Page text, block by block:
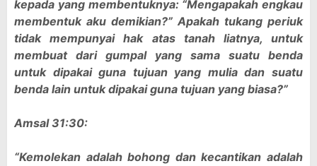
kepada yang membentuknya: “Mengapakah engkau
membentuk aku demikian?” Apakah tukang periuk
tidak mempunyai hak atas tanah liatnya, untuk
membuat dari gumpal yang sama suatu benda
untuk dipakai guna tujuan yang mulia dan suatu
benda lain untuk dipakai guna tujuan yang biasa?”
Amsal 31:30:
“Kemolekan adalah bohong dan kecantikan adalah